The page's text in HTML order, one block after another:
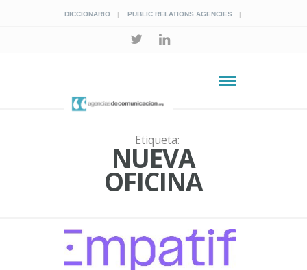
DICCIONARIO PUBLIC RELATIONS AGENCIES
Etiqueta:
NUEVA
OFICINA